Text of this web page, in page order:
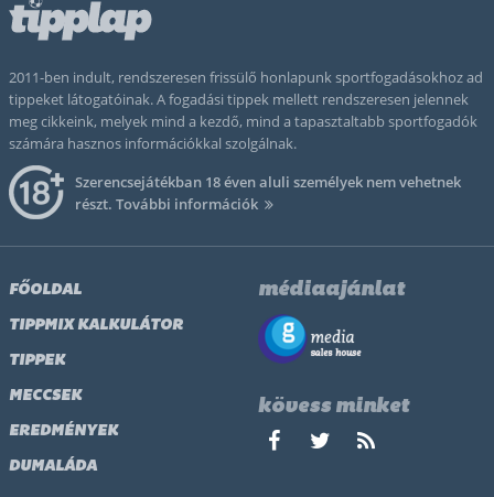
2011-ben indult, rendszeresen frissülő honlapunk sportfogadásokhoz ad
tippeket látogatóinak. A fogadási tippek mellett rendszeresen jelennek
meg cikkeink, melyek mind a kezdő, mind a tapasztaltabb sportfogadók
számára hasznos információkkal szolgálnak.
Szerencsejátékban 18 éven aluli személyek nem vehetnek
részt. További információk
FŐOLDAL
TIPPMIX KALKULÁTOR
TIPPEK
MECCSEK
EREDMÉNYEK
DUMALÁDA
médiaajánlat
kövess minket